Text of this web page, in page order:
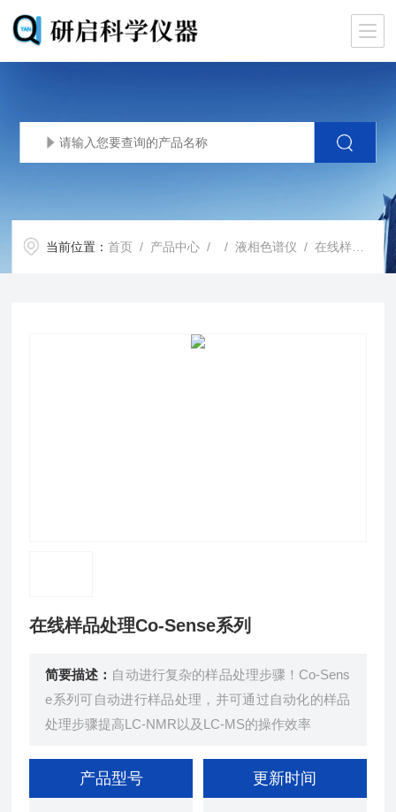
当前位置：首页 / 产品中心 / /液相色谱仪 / 在线样品处理Co-Sense系列
在线样品处理Co-Sense系列
简要描述： 自动进行复杂的样品处理步骤！Co-Sens
e系列可自动进行样品处理，并可通过自动化的样品
处理步骤提高LC-NMR以及LC-MS的操作效率
产品型号 更新时间